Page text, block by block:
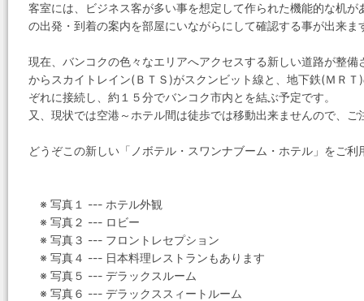
客室には、ビジネス客が多い事を想定して作られた機能的な机
の出発・到着の案内を部屋にいながらにして確認する事が出来ま
現在、バンコクの色々なエリアへアクセスする新しい道路が整
からスカイトレイン(ＢＴＳ)がスクンビット線と、地下鉄(ＭＲ
ぞれに接続し、約１５分でバンコク市内とを結ぶ予定です。
又、現状では空港～ホテル間は徒歩では移動出来ませんので、ご
どうぞこの新しい「ノボテル・スワンナブーム・ホテル」をご利
※ 写真１ --- ホテル外観
※ 写真２ --- ロビー
※ 写真３ --- フロントレセプション
※ 写真４ --- 日本料理レストランもあります
※ 写真５ --- デラックスルーム
※ 写真６ --- デラックススィートルーム